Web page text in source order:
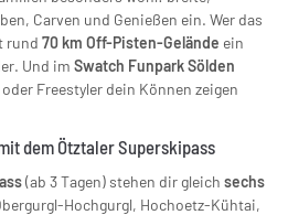
Carven und Genießen ein. Wer das
rund 70 km Off-Pisten-Gelände ein
Und im Swatch Funpark Sölden
Freestyler dein Können zeigen
dem Ötztaler Superskipass
(ab 3 Tagen) stehen dir gleich sechs
Hochgurgl, Hochoetz-Kühtai,